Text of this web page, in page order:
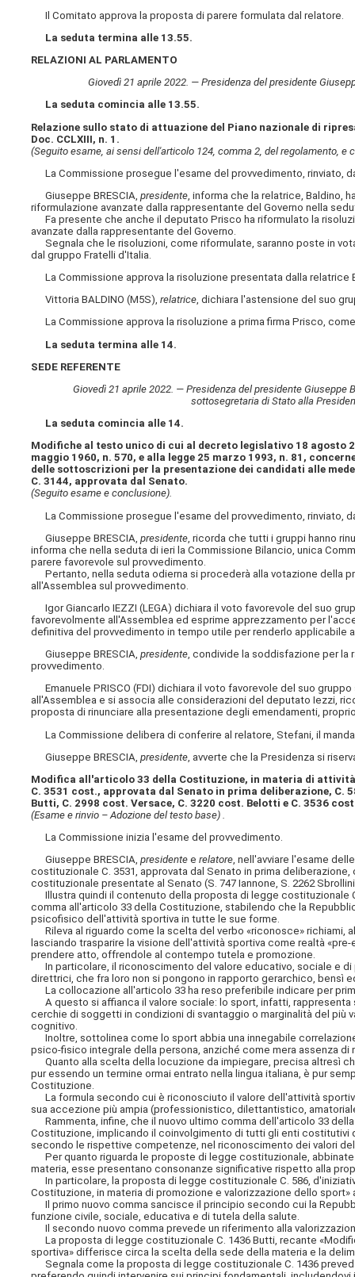
Il Comitato approva la proposta di parere formulata dal relatore.
La seduta termina alle 13.55.
RELAZIONI AL PARLAMENTO
Giovedì 21 aprile 2022. — Presidenza del presidente
La seduta comincia alle 13.55.
Relazione sullo stato di attuazione del Piano nazionale di
Doc. CCLXIII, n. 1.
(Seguito esame, ai sensi dell'articolo 124, comma 2, del regolamento,
La Commissione prosegue l'esame del provvedimento, rinviato,
Giuseppe BRESCIA,presidente , informa che la relatrice, Baldino,
riformulazione avanzate dalla rappresentante del Governo nella
Fa presente che anche il deputato Prisco ha riformulato la
avanzate dalla rappresentante del Governo.
Segnala che le risoluzioni, come riformulate, saranno poste in
dal gruppo Fratelli d'Italia.
La Commissione approva la risoluzione presentata dalla relatrice
Vittoria BALDINO (M5S),relatrice, dichiara l'astensione del suo
La Commissione approva la risoluzione a prima firma Prisco,
La seduta termina alle 14.
SEDE REFERENTE
Giovedì 21 aprile 2022. — Presidenza del presidente Giuseppe
sottosegretaria di Stato alla
La seduta comincia alle 14.
Modifiche al testo unico di cui al decreto legislativo 18 agosto
maggio 1960, n. 570, e alla legge 25 marzo 1993, n. 81,
delle sottoscrizioni per la presentazione dei candidati alle
C. 3144, approvata dal Senato.
(Seguito esame e conclusione).
La Commissione prosegue l'esame del provvedimento, rinviato,
Giuseppe BRESCIA,presidente , ricorda che tutti i gruppi hanno
informa che nella seduta di ieri la Commissione Bilancio, unica
parere favorevole sul provvedimento.
Pertanto, nella seduta odierna si procederà alla votazione della
all'Assemblea sul provvedimento.
Igor Giancarlo IEZZI (LEGA) dichiara il voto favorevole del suo
favorevolmente all'Assemblea ed esprime apprezzamento per
definitiva del provvedimento in tempo utile per renderlo applicabile
Giuseppe BRESCIA,presidente, condivide la soddisfazione per
provvedimento.
Emanuele PRISCO (FDI) dichiara il voto favorevole del suo
all'Assemblea e si associa alle considerazioni del deputato Iezzi,
proposta di rinunciare alla presentazione degli emendamenti,
La Commissione delibera di conferire al relatore, Stefani, il
Giuseppe BRESCIA,presidente , avverte che la Presidenza si
Modifica all'articolo 33 della Costituzione, in materia di
C. 3531 cost., approvata dal Senato in prima deliberazione, C.
Butti, C. 2998 cost. Versace, C. 3220 cost. Belotti e C. 3536
(Esame e rinvio – Adozione del testo base) .
La Commissione inizia l'esame del provvedimento.
Giuseppe BRESCIA,presidente erelatore, nell'avviare l'esame
costituzionale C. 3531, approvata dal Senato in prima
costituzionale presentate al Senato (S. 747 Iannone, S. 2262
Illustra quindi il contenuto della proposta di legge costituzionale
comma all'articolo 33 della Costituzione, stabilendo che la
psicofisico dell'attività sportiva in tutte le sue forme.
Rileva al riguardo come la scelta del verbo «riconosce» richiami,
lasciando trasparire la visione dell'attività sportiva come realtà
prendere atto, offrendole al contempo tutela e promozione.
In particolare, il riconoscimento del valore educativo, sociale e
direttrici, che fra loro non si pongono in rapporto gerarchico, bensì
La collocazione all'articolo 33 ha reso preferibile indicare per
A questo si affianca il valore sociale: lo sport, infatti,
cerchie di soggetti in condizioni di svantaggio o marginalità del più
cognitivo.
Inoltre, sottolinea come lo sport abbia una innegabile
psico-fisico integrale della persona, anziché come mera assenza di
Quanto alla scelta della locuzione da impiegare, precisa altresì
pur essendo un termine ormai entrato nella lingua italiana, è pur
Costituzione.
La formula secondo cui è riconosciuto il valore dell'attività
sua accezione più ampia (professionistico, dilettantistico,
Rammenta, infine, che il nuovo ultimo comma dell'articolo 33
Costituzione, implicando il coinvolgimento di tutti gli enti costitutivi
secondo le rispettive competenze, nel riconoscimento dei valori
Per quanto riguarda le proposte di legge costituzionale,
materia, esse presentano consonanze significative rispetto alla
In particolare, la proposta di legge costituzionale C. 586,
Costituzione, in materia di promozione e valorizzazione dello
Il primo nuovo comma sancisce il principio secondo cui la
funzione civile, sociale, educativa e di tutela della salute.
Il secondo nuovo comma prevede un riferimento alla
La proposta di legge costituzionale C. 1436 Butti, recante
sportiva» differisce circa la scelta della sede della materia e la
Segnala come la proposta di legge costituzionale C. 1436